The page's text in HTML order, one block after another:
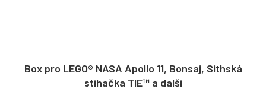
Box pro LEGO® NASA Apollo 11, Bonsaj, Sithská
stíhačka TIE™ a další